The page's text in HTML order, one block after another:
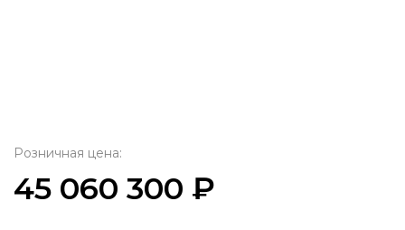
Розничная цена:
45 060 300 ₽